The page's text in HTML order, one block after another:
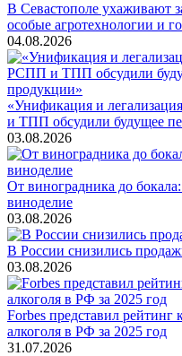
В Севастополе ухаживают
особые агротехнологии и
04.08.2026
«Унификация и
и ТПП обсудили будущее
03.08.2026
От виноградника до
виноделие
03.08.2026
В России снизились
03.08.2026
Forbes представил
алкоголя в РФ за 2025 год
31.07.2026